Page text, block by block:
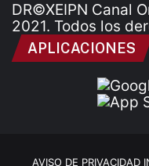
DR©XEIPN Canal
2021. Todos los
APLICACIONES
AVISO DE PRIVACIDAD